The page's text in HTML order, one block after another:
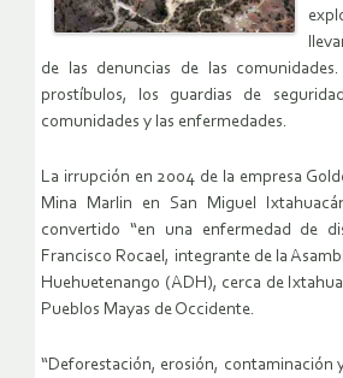
de las denuncias de las
prostíbulos, los guardias de
comunidades y las enfermedades.
La irrupción en 2004 de la empresa
Mina Marlin en San Miguel
convertido “en una enfermedad de
Francisco Rocael, integrante de la
Huehuetenango (ADH), cerca de
Pueblos Mayas de Occidente.
“Deforestación, erosión, contaminación